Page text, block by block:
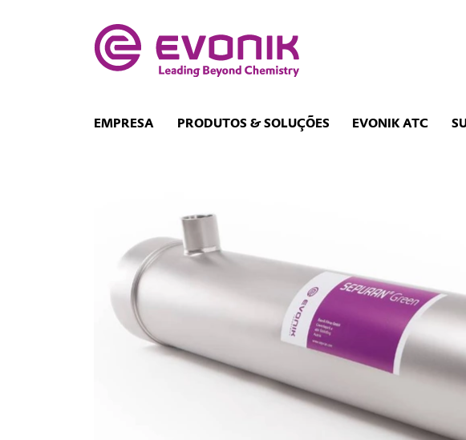
EMPRESA PRODUTOS & SOLUÇÕES EVONIK ATC